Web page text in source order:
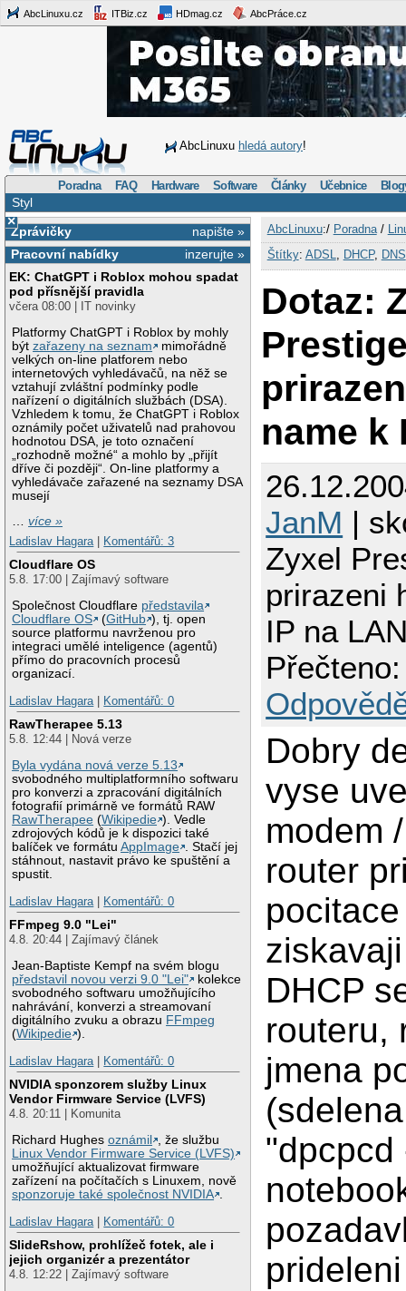
AbcLinuxu.cz ITBiz.cz HDmag.cz AbcPráce.cz
AbcLinuxu hledá autory!
Poradna FAQ Hardware Software Články Učebnice
Styl
×
napište »
Zprávičky
inzerujte »
Pracovní nabídky
EK: ChatGPT i Roblox mohou spadat
pod přísnější pravidla
včera 08:00 | IT novinky
Platformy ChatGPT i Roblox by mohly
býtzařazeny na seznam
mimořádně
velkých on-line platforem nebo
internetových vyhledávačů, na něž se
vztahují zvláštní podmínky podle
nařízení o digitálních službách (DSA).
Vzhledem k tomu, že ChatGPT i Roblox
oznámily počet uživatelů nad prahovou
hodnotou DSA, je toto označení
„rozhodně možné“ a mohlo by „přijít
dříve či později“. On-line platformy a
vyhledávače zařazené na seznamy DSA
musejí
…více »
Ladislav Hagara
Komentářů: 3
Cloudflare OS
5.8. 17:00 | Zajímavý software
Společnost Cloudflare představila
Cloudflare OS
(GitHub ), tj. open
source platformu navrženou pro
integraci umělé inteligence (agentů)
přímo do pracovních procesů
organizací.
Ladislav Hagara
Komentářů: 0
RawTherapee 5.13
5.8. 12:44 | Nová verze
Byla vydána nová verze 5.13
svobodného multiplatformního softwaru
pro konverzi a zpracování digitálních
fotografií primárně ve formátů RAW
RawTherapee (Wikipedie ). Vedle
zdrojových kódů je k dispozici také
balíček ve formátuAppImage . Stačí jej
stáhnout, nastavit právo ke spuštění a
spustit.
Ladislav Hagara
Komentářů: 0
FFmpeg 9.0 "Lei"
4.8. 20:44 | Zajímavý článek
Jean-Baptiste Kempf na svém blogu
představil novou verzi 9.0 "Lei"
kolekce
svobodného softwaru umožňujícího
nahrávání, konverzi a streamovaní
digitálního zvuku a obrazu FFmpeg
(Wikipedie ).
Ladislav Hagara
Komentářů: 0
NVIDIA sponzorem služby Linux
Vendor Firmware Service (LVFS)
4.8. 20:11 | Komunita
Richard Hughesoznámil
, že službu
Linux Vendor Firmware Service (LVFS)
umožňující aktualizovat firmware
zařízení na počítačích s Linuxem, nově
sponzoruje také společnost NVIDIA .
Ladislav Hagara | Komentářů: 0
SlideRshow, prohlížeč fotek, ale i
jejich organizér a prezentátor
4.8. 12:22 | Zajímavý software
AbcLinuxu:/ Poradna/
Štítky: ADSL DHCP, DNS
Dotaz:
name k
JanM |
Zyxel
prirazeni
IP na
Dobry
vyse
modem
router
DHCP
routeru,
jmena
"dpcpcd